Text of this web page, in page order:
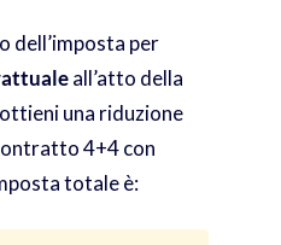
dell’imposta per
all’atto della
una riduzione
4+4 con
totale è: